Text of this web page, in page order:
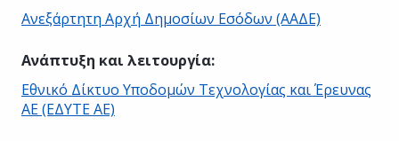
Ανεξάρτητη Αρχή Δημοσίων Εσόδων (ΑΑΔΕ)
Ανάπτυξη και λειτουργία:
Εθνικό Δίκτυο Υποδομών Τεχνολογίας και Έρευνας
ΑΕ (ΕΔΥΤΕ ΑΕ)